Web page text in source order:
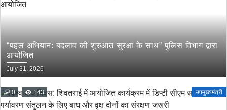
“पहल अभियान: बदलाव की शुरुआत सुरक्षा के साथ” पुलिस विभाग द्वारा
आयोजित
July 31, 2026
0 143 उपमुख्यमंत्री